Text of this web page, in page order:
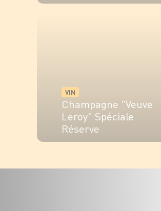
VIN
Champagne "Veuve
Leroy" Spéciale
Réserve